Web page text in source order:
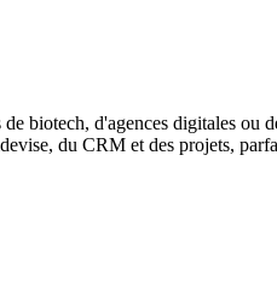
de biotech, d'agences digitales
du CRM et des projets,